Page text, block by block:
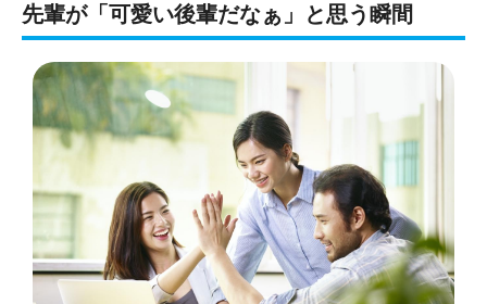
先輩が「可愛い後輩だなぁ」と思う瞬間